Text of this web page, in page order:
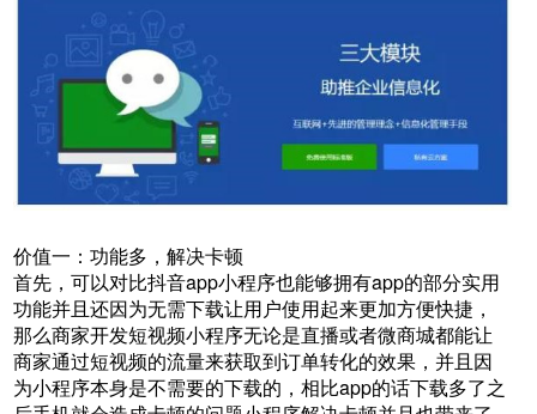
价值一：功能多，解决卡顿
首先，可以对比抖音app小程序也能够拥有app的部分实用
功能并且还因为无需下载让用户使用起来更加方便快捷，
那么商家开发短视频小程序无论是直播或者微商城都能让
商家通过短视频的流量来获取到订单转化的效果，并且因
为小程序本身是不需要的下载的，相比app的话下载多了之